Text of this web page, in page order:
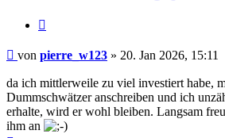
Beitrag
von pierre_w123 » 20. Jan 2026, 15:11
da ich mittlerweile zu viel investiert habe,
Dummschwätzer anschreiben und ich
erhalte, wird er wohl bleiben. Langsam
ihm an